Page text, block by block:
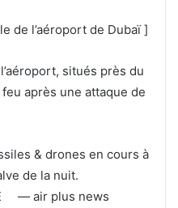
de l’aéroport de Dubaï ]
situés près du
après une attaque de
& drones en cours à
de la nuit.
— air plus news